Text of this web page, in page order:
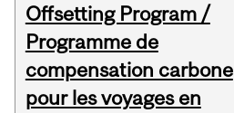
Offsetting Program /
Programme de
compensation carbone
pour les voyages en